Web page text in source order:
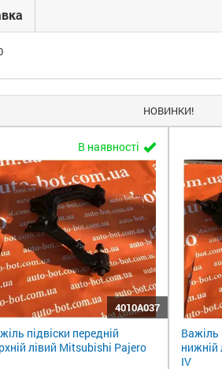
НОВИНКИ!
В наявності
4010A037
підвіски передній
лівий Mitsubishi Pajero
Важіль
нижній
IV